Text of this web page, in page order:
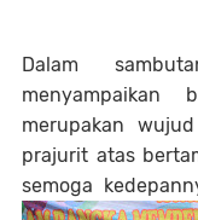
Dalam
menyampaikan
merupakan
prajurit atas
semoga